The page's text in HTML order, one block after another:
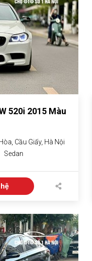
520i 2015 Màu
Cầu Giấy, Hà Nội
Sedan